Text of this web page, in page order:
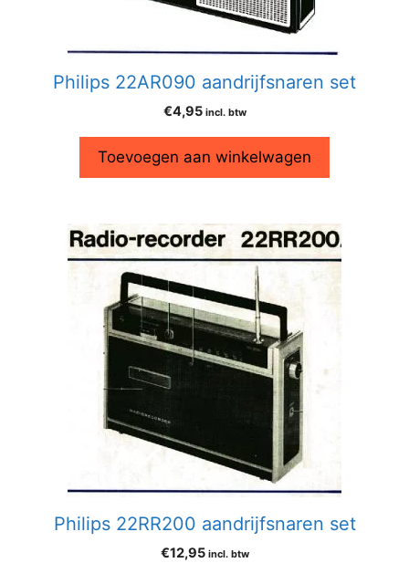
Philips 22AR090 aandrijfsnaren set
€4,95 incl. btw
Toevoegen aan winkelwagen
Philips 22RR200 aandrijfsnaren set
€12,95 incl. btw